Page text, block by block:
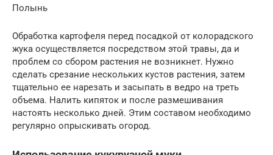
Полынь
Обработка картофеля перед посадкой от колорадского
жука осуществляется посредством этой травы, да и
проблем со сбором растения не возникнет. Нужно
сделать срезание нескольких кустов растения, затем
тщательно ее нарезать и засыпать в ведро на треть
объема. Налить кипяток и после размешивания
настоять несколько дней. Этим составом необходимо
регулярно опрыскивать огород.